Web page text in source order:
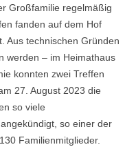
Großfamilie regelmäßig
fanden auf dem Hof
Aus technischen Gründen
werden – im Heimathaus
konnten zwei Treffen
27. August 2023 die
so viele
so einer der
Familienmitglieder.